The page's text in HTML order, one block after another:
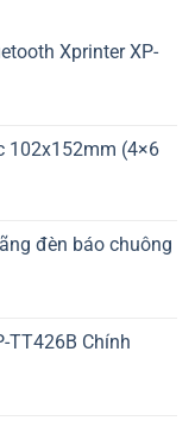
Xprinter XP-
102x152mm (4×6
đèn báo chuông
TT426B Chính